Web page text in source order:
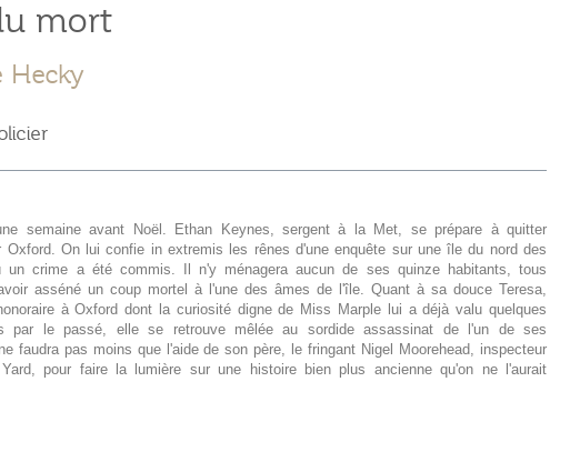
mort
Hecky
semaine avant Noël. Ethan Keynes, sergent à la Met, se prépare à quitter
Oxford. On lui confie in extremis les rênes d'une enquête sur une île du nord des
un crime a été commis. Il n'y ménagera aucun de ses quinze habitants, tous
asséné un coup mortel à l'une des âmes de l'île. Quant à sa douce Teresa,
à Oxford dont la curiosité digne de Miss Marple lui a déjà valu quelques
par le passé, elle se retrouve mêlée au sordide assassinat de l'un de ses
faudra pas moins que l'aide de son père, le fringant Nigel Moorehead, inspecteur
pour faire la lumière sur une histoire bien plus ancienne qu'on ne l'aurait